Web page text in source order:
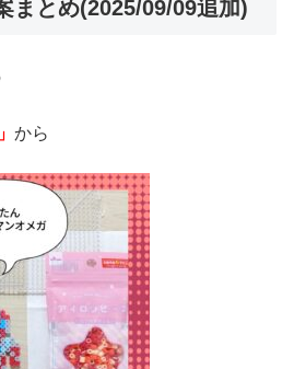
まとめ(2025/09/09追加)
から